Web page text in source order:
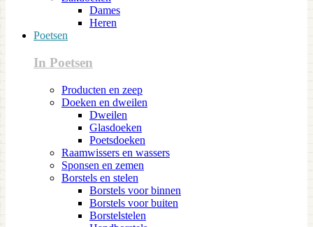
Dames
Heren
Poetsen
In Poetsen
Producten en zeep
Doeken en dweilen
Dweilen
Glasdoeken
Poetsdoeken
Raamwissers en wassers
Sponsen en zemen
Borstels en stelen
Borstels voor binnen
Borstels voor buiten
Borstelstelen